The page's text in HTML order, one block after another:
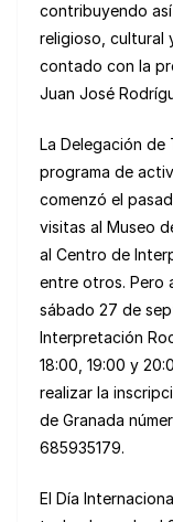
contribuyendo
religioso, cultural
contado con la
Juan José
La Delegación de
programa de
comenzó el
visitas al Museo
al Centro de
entre otros. Pero
sábado 27 de
Interpretación
18:00, 19:00 y
realizar la
de Granada
685935179.
El Día